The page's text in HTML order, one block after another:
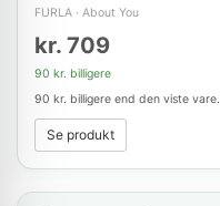
FURLA · About You
kr. 709
90 kr. billigere
90 kr. billigere end den viste vare.
Se produkt